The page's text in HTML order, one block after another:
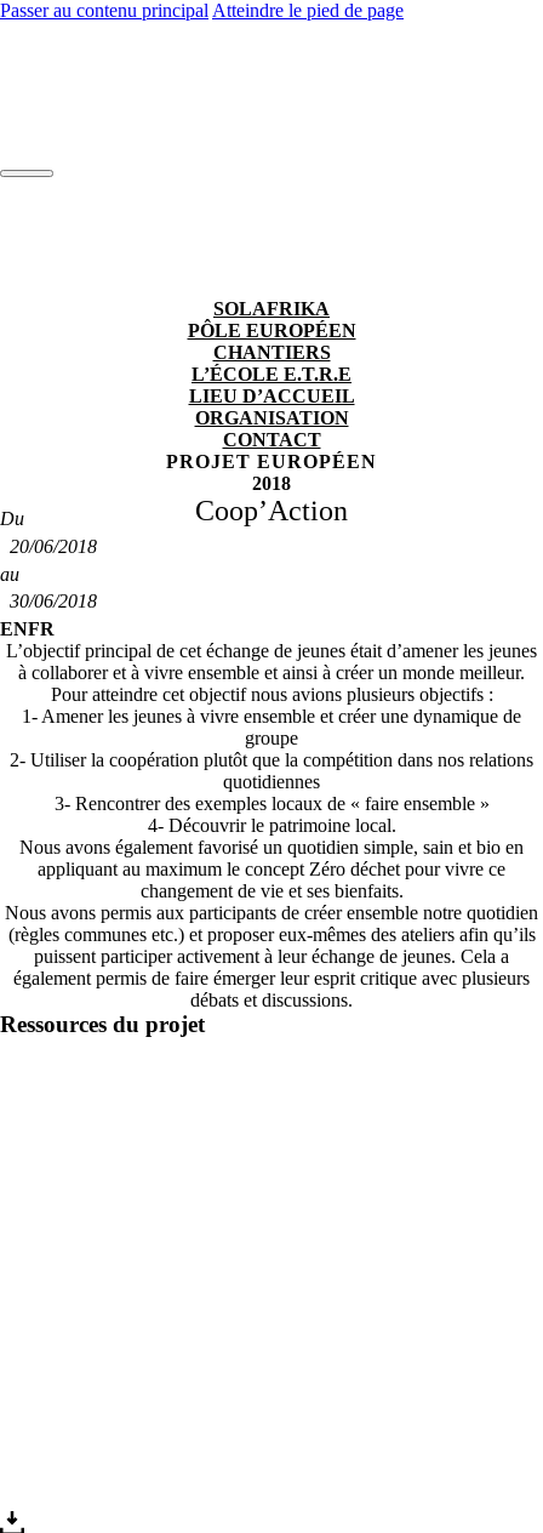
Passer au contenu principal Atteindre le pied de page
SOLAFRIKA
PÔLE EUROPÉEN
CHANTIERS
L’ÉCOLE E.T.R.E
LIEU D’ACCUEIL
ORGANISATION
CONTACT
PROJET EUROPÉEN
2018
Coop’Action
Du
20/06/2018
au
30/06/2018
ENFR
L’objectif principal de cet échange de jeunes était d’amener les jeunes
à collaborer et à vivre ensemble et ainsi à créer un monde meilleur.
Pour atteindre cet objectif nous avions plusieurs objectifs :
1- Amener les jeunes à vivre ensemble et créer une dynamique de
groupe
2- Utiliser la coopération plutôt que la compétition dans nos relations
quotidiennes
3- Rencontrer des exemples locaux de « faire ensemble »
4- Découvrir le patrimoine local.
Nous avons également favorisé un quotidien simple, sain et bio en
appliquant au maximum le concept Zéro déchet pour vivre ce
changement de vie et ses bienfaits.
Nous avons permis aux participants de créer ensemble notre quotidien
(règles communes etc.) et proposer eux-mêmes des ateliers afin qu’ils
puissent participer activement à leur échange de jeunes. Cela a
également permis de faire émerger leur esprit critique avec plusieurs
débats et discussions.
Ressources du projet